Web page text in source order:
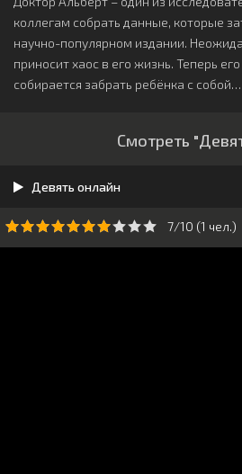
коллегам собрать данные, которые
научно-популярном издании.
приносит хаос в его жизнь. Теперь
собирается забрать ребёнка с собой…
Смотреть
Девять онлайн
7/10 (1 чeл.)